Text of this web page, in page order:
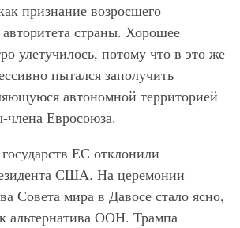
признание возросшего
страны. Хорошее
улетучилось, потому что в это же
пытался заполучить
автономной территорией
Евросоюза.
ЕС отклонили
США. На церемонии
Совета мира в Давосе стало ясно,
альтернатива ООН. Трампа